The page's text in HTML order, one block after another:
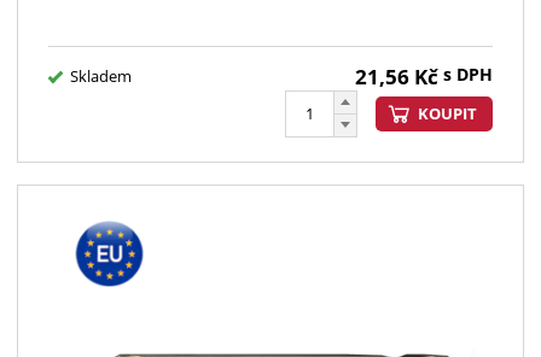
Skladem 21,56 Kč s DPH
KOUPIT